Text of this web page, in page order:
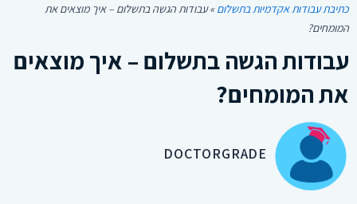
כתיבת עבודות אקדמיות בתשלום»עבודות הגשה בתשלום – איך מוצאים את
המומחים?
עבודות הגשה בתשלום – איך מוצאים
את המומחים?
DOCTORGRADE